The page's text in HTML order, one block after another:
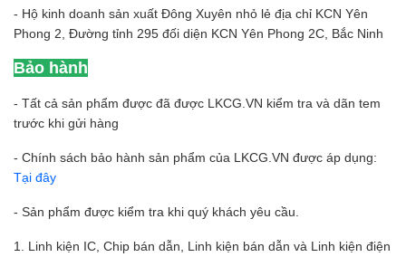
- Hộ kinh doanh sản xuất Đông Xuyên nhỏ lẻ địa chỉ KCN Yên
Phong 2, Đường tỉnh 295 đối diện KCN Yên Phong 2C, Bắc Ninh
Bảo hành
- Tất cả sản phẩm được đã được LKCG.VN kiểm tra và dãn tem
trước khi gửi hàng
- Chính sách bảo hành sản phẩm của LKCG.VN được áp dụng:
Tại đây
- Sản phẩm được kiểm tra khi quý khách yêu cầu.
1. Linh kiện IC, Chip bán dẫn, Linh kiện bán dẫn và Linh kiện điện